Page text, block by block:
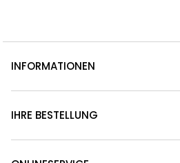
INFORMATIONEN
IHRE BESTELLUNG